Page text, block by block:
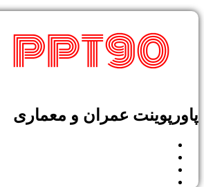
پاورپوینت عمران و معماری